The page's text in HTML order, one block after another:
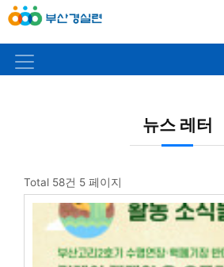
뉴스 레터
Total 58건 5 페이지